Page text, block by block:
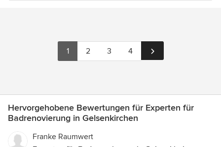
1 2 3 4
Hervorgehobene Bewertungen für Experten für
Badrenovierung in Gelsenkirchen
Franke Raumwert